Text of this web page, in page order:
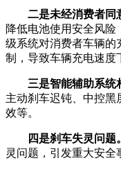
二是未经消费者同
降低电池使用安全风
级系统对消费者车辆的
制，导致车辆充电速度
三是智能辅助系统
主动刹车迟钝、中控黑
效等。
四是刹车失灵问题。
灵问题，引发重大安全